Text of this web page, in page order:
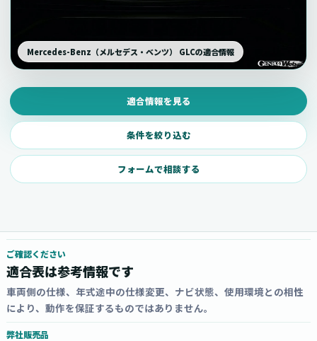
適合情報を見る
条件を絞り込む
フォームで相談する
Mercedes-Benz（メルセデス・ベンツ） GLCの適合情報
ご確認ください
適合表は参考情報です
車両側の仕様、年式途中の仕様変更、ナビ状態、使用環境との相性
により、動作を保証するものではありません。
弊社販売品